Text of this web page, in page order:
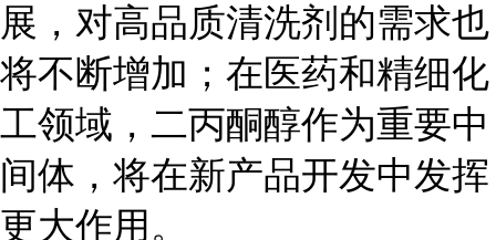
展，对高品质清洗剂的需求也
将不断增加；在医药和精细化
工领域，二丙酮醇作为重要中
间体，将在新产品开发中发挥
更大作用。